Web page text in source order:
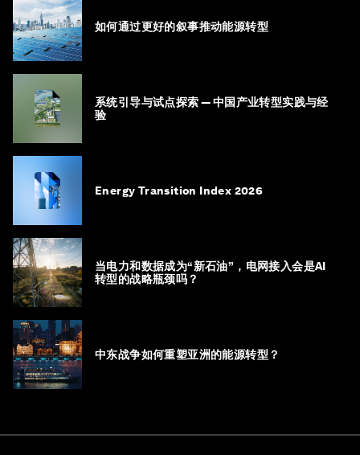
如何通过更好的叙事推动能源转型
系统引导与试点探索 — 中国产业转型实践与经
验
Energy Transition Index 2026
当电力和数据成为“新石油”，电网接入会是AI
转型的战略瓶颈吗？
中东战争如何重塑亚洲的能源转型？